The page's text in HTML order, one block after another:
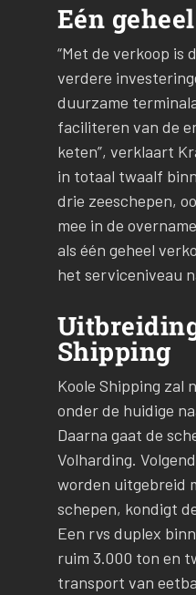
Eén geheel
“Met de verkoop is
verdere
duurzame
faciliteren van de
keten”, verklaart
in totaal twaalf
drie zeeschepen,
mee in de
als één geheel
het serviceniveau
Shipping
Koole Shipping zal
onder de huidige
Daarna gaat de
Volharding.
worden uitgebreid
schepen, kondigt
Een rvs duplex
ruim 3.000 ton en
transport van